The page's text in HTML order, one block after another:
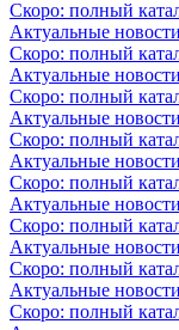
Скоро: полный
Актуальные
Скоро: полный
Актуальные
Скоро: полный
Актуальные
Скоро: полный
Актуальные
Скоро: полный
Актуальные
Скоро: полный
Актуальные
Скоро: полный
Актуальные
Скоро: полный